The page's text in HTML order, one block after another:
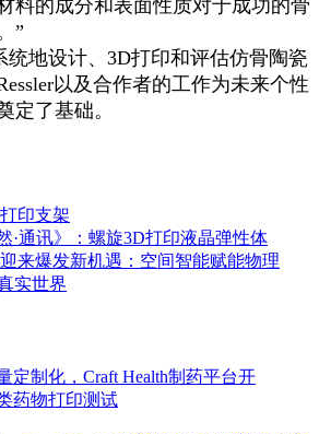
料的成分和表面性质对于成功的骨
”
地设计、3D打印和评估仿骨陶瓷
以及合作者的工作为未来个性
定了基础。
印支架
·通讯》：螺旋3D打印液晶弹性体
来爆发新机遇：空间智能赋能物理
实世界